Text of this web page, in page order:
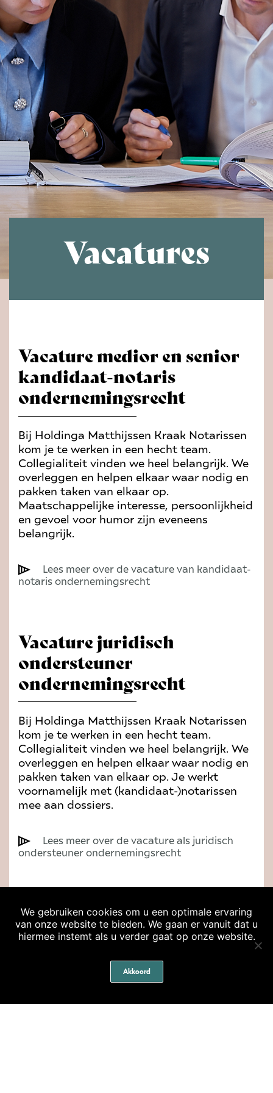
Vacatures
Vacature medior en senior
kandidaat-notaris
ondernemingsrecht
Bij Holdinga Matthijssen Kraak Notarissen
kom je te werken in een hecht team.
Collegialiteit vinden we heel belangrijk. We
overleggen en helpen elkaar waar nodig en
pakken taken van elkaar op.
Maatschappelijke interesse, persoonlijkheid
en gevoel voor humor zijn eveneens
belangrijk.
Lees meer over de vacature van kandidaat-
notaris ondernemingsrecht
Vacature juridisch
ondersteuner
ondernemingsrecht
Bij Holdinga Matthijssen Kraak Notarissen
kom je te werken in een hecht team.
Collegialiteit vinden we heel belangrijk. We
overleggen en helpen elkaar waar nodig en
pakken taken van elkaar op. Je werkt
voornamelijk met (kandidaat-)notarissen
mee aan dossiers.
Lees meer over de vacature als juridisch
ondersteuner ondernemingsrecht
We gebruiken cookies om u een optimale ervaring
van onze website te bieden. We gaan er vanuit dat u
hiermee instemt als u verder gaat op onze website.
Akkoord